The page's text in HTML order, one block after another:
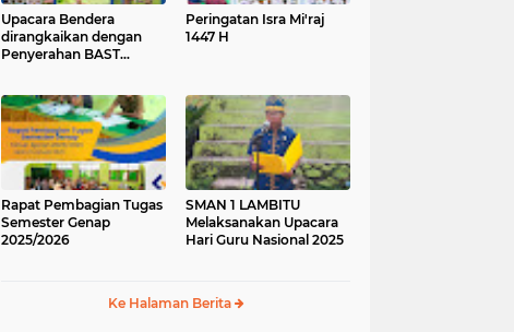
Upacara Bendera
dirangkaikan dengan
Penyerahan BAST
Peringatan Isra Mi'raj
1447 H
Rapat Pembagian Tugas
Semester Genap
2025/2026
SMAN 1 LAMBITU
Melaksanakan Upacara
Hari Guru Nasional 2025
Ke Halaman Berita